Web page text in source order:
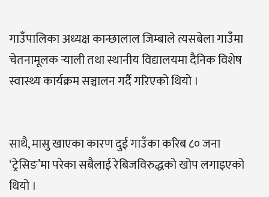
गाउँपालिका अध्यक्ष कान्छालाल जिम्बाले त्यसबेला गाउँमा
चेतनामूलक र्‍याली तथा स्थानीय विद्यालयमा दैनिक विशेष
स्वास्थ्य कार्यक्रम सञ्चालन गर्दै गरिएको थियो ।
साथै, मासु खाएका कारण दुई गाउँका करिब ८० जना
‘ट्रेसिङ’मा परेका सबैलाई रेबिजविरुद्धको खोप लगाइएको
थियो ।